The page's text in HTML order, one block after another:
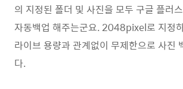
의 지정된 폴더 및 사진을 모두 구글 플러
자동백업 해주는군요. 2048pixel로 지정
라이브 용량과 관계없이 무제한으로 사진
다.